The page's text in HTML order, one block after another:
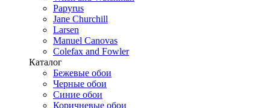
Papyrus
Jane Churchill
Larsen
Manuel Canovas
Colefax and Fowler
Каталог
Бежевые обои
Черные обои
Синие обои
Коричневые обои